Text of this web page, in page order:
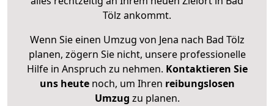
Tölz ankommt.
Wenn Sie einen Umzug von Jena nach Bad Tölz
planen, zögern Sie nicht, unsere professionelle
Hilfe in Anspruch zu nehmen. Kontaktieren Sie
uns heutenoch, um Ihren reibungslosen
Umzug zu planen.